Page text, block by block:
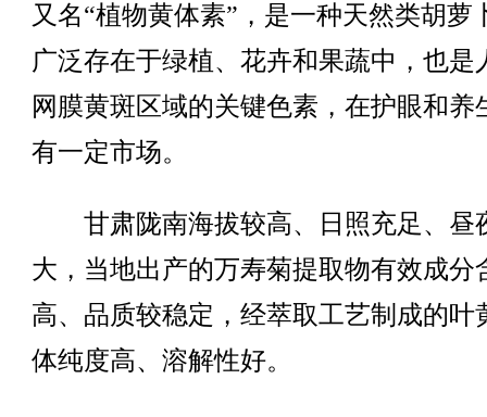
又名“植物黄体素”，是一种天然类胡萝
广泛存在于绿植、花卉和果蔬中，也是
网膜黄斑区域的关键色素，在护眼和养
有一定市场。
甘肃陇南海拔较高、日照充足、昼
大，当地出产的万寿菊提取物有效成分
高、品质较稳定，经萃取工艺制成的叶
体纯度高、溶解性好。